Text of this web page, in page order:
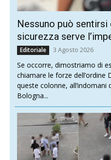
Nessuno può sentirsi
sicurezza serve
Editoriale 3 Agosto 2026
Se occorre, dimostriamo di
chiamare le forze dell’ordine
queste colonne, all’indomani
Bologna...